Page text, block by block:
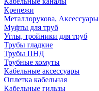
Крепежи
Металлорукова, Аксессуары
Муфты для труб
Углы, тройники для труб
Трубы гладкие
Трубы ПНД
Трубные хомуты
Кабельные аксессуары
Оплетка кабельная
Кабельные гильзы